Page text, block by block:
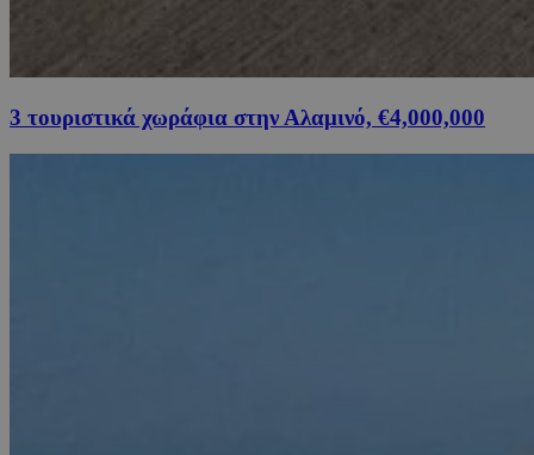
3 τουριστικά χωράφια στην Αλαμινό, €4,000,000